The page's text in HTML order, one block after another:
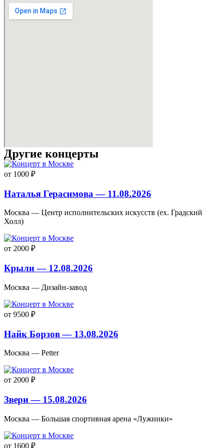
Другие концерты
от 1000 ₽
Наталья Герасимова — 11.08.2026
Москва — Центр исполнительских искусств (ex. Градский
Холл)
от 2000 ₽
Крыли — 12.08.2026
Москва — Дизайн-завод
от 9500 ₽
Найк Борзов — 13.08.2026
Москва — Petter
от 2000 ₽
Звери — 15.08.2026
Москва — Большая спортивная арена «Лужники»
от 1600 ₽